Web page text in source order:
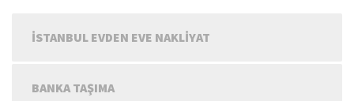
İSTANBUL EVDEN EVE NAKLIYAT
BANKA TAŞIMA